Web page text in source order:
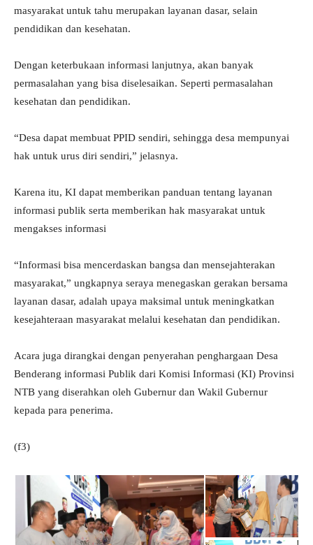
masyarakat untuk tahu merupakan layanan dasar, selain
pendidikan dan kesehatan.
Dengan keterbukaan informasi lanjutnya, akan banyak
permasalahan yang bisa diselesaikan. Seperti permasalahan
kesehatan dan pendidikan.
“Desa dapat membuat PPID sendiri, sehingga desa mempunyai
hak untuk urus diri sendiri,” jelasnya.
Karena itu, KI dapat memberikan panduan tentang layanan
informasi publik serta memberikan hak masyarakat untuk
mengakses informasi
“Informasi bisa mencerdaskan bangsa dan mensejahterakan
masyarakat,” ungkapnya seraya menegaskan gerakan bersama
layanan dasar, adalah upaya maksimal untuk meningkatkan
kesejahteraan masyarakat melalui kesehatan dan pendidikan.
Acara juga dirangkai dengan penyerahan penghargaan Desa
Benderang informasi Publik dari Komisi Informasi (KI) Provinsi
NTB yang diserahkan oleh Gubernur dan Wakil Gubernur
kepada para penerima.
(f3)